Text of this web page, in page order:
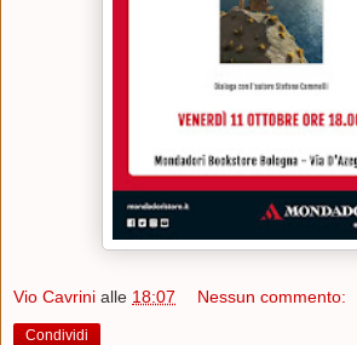
Vio Cavrini alle 18:07 Nessun commento:
Condividi